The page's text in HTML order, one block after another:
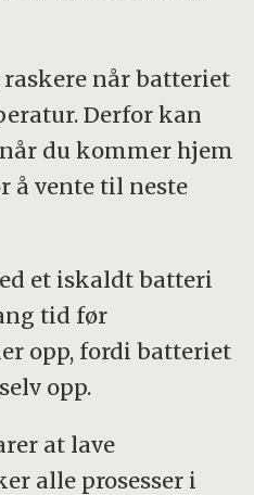
når batteriet
Derfor kan
du kommer hjem
å vente til neste
et iskaldt batteri
tid før
opp, fordi batteriet
opp.
at lave
alle prosesser i